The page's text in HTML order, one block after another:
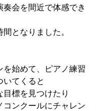
奏会を間近で体感でき
となりました。
を始めて、ピアノ練習
いてくると
目標を見つけたり
コンクールにチャレン